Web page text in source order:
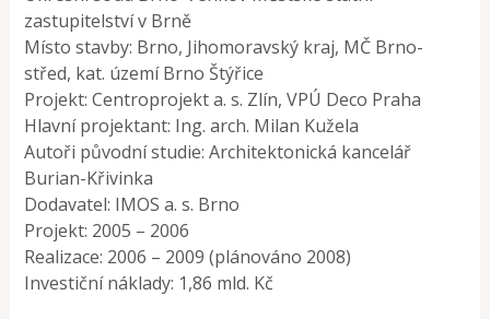
zastupitelství v Brně
Místo stavby: Brno, Jihomoravský kraj, MČ Brno-
střed, kat. území Brno Štýřice
Projekt: Centroprojekt a. s. Zlín, VPÚ Deco Praha
Hlavní projektant: Ing. arch. Milan Kužela
Autoři původní studie: Architektonická kancelář
Burian-Křivinka
Dodavatel: IMOS a. s. Brno
Projekt: 2005 – 2006
Realizace: 2006 – 2009 (plánováno 2008)
Investiční náklady: 1,86 mld. Kč